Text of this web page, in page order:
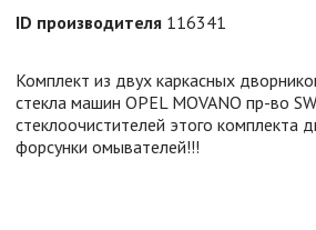
ID производителя 116341
Комплект из двух каркасных
стекла машин OPEL MOVANO пр-во
стеклоочистителей этого комплекта
форсунки омывателей!!!